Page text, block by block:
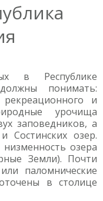
в Республике
понимать:
и
урочища
заповедников, а
Состинских озер.
озера
Земли). Почти
паломнические
в столице